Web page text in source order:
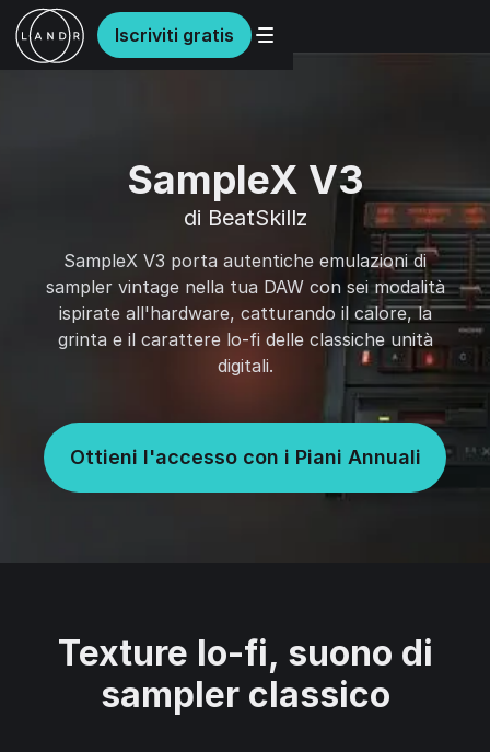
Iscriviti gratis
SampleX V3
di BeatSkillz
SampleX V3 porta autentiche emulazioni di
sampler vintage nella tua DAW con sei modalità
ispirate all'hardware, catturando il calore, la
grinta e il carattere lo-fi delle classiche unità
digitali.
Ottieni l'accesso con i Piani Annuali
Texture lo-fi, suono di
sampler classico